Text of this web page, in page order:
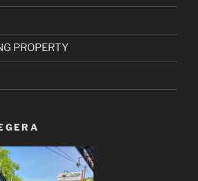
PROPERTY